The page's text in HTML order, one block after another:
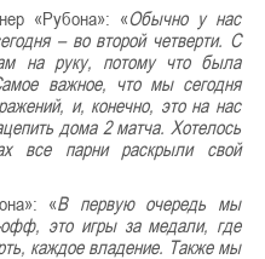
«Рубона»: «Обычно у нас
– во второй четверти. С
на руку, потому что была
важное, что мы сегодня
и, конечно, это на нас
дома 2 матча. Хотелось
все парни раскрыли свой
«В первую очередь мы
это игры за медали, где
каждое владение. Также мы